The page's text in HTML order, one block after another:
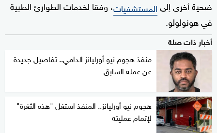
ضحية أخرى إلىالمستشفيات، وفقا لخدمات الطوارئ الطبية
في هونولولو.
أخبار ذات صلة
منفذ هجوم نيو أورليانز الدامي.. تفاصيل جديدة
عن عمله السابق
هجوم نيو أورليانز.. المنفذ استغل "هذه الثغرة"
لإتمام عمليته